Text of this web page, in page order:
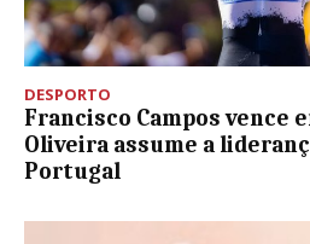
DESPORTO
Francisco Campos vence
Oliveira assume a
Portugal